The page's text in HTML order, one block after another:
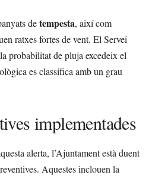
detempesta, així com
ratxes fortes de vent. El Servei
probabilitat de pluja excedeix el
es classifica amb un grau
implementades
alerta, l’Ajuntament està duent
Aquestes inclouen la